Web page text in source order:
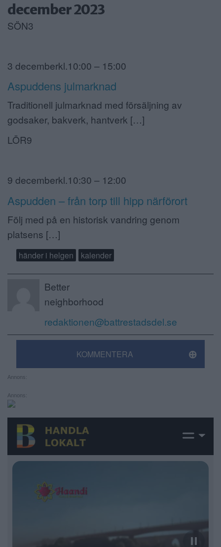
december 2023
SÖN3
3 decemberkl.10:00 – 15:00
Aspuddens julmarknad
Traditionell julmarknad med försäljning av
godsaker, bakverk, hantverk […]
LÖR9
9 decemberkl.10:30 – 12:00
Aspudden – från torp till hipp närförort
Följ med på en historisk vandring genom
platsens […]
händer i helgen kalender
Better
neighborhood
redaktionen@battrestadsdel.se
KOMMENTERA
Annons:
Annons: